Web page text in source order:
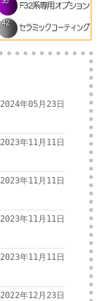
2024年05月23日
2023年11月11日
2023年11月11日
2023年11月11日
2023年11月11日
2022年12月23日